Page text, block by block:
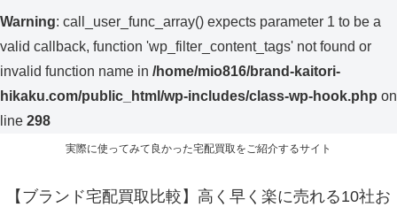
Warning: call_user_func_array() expects parameter 1 to be a
valid callback, function 'wp_filter_content_tags' not found or
invalid function name in /home/mio816/brand-kaitori-
hikaku.com/public_html/wp-includes/class-wp-hook.php on
line 298
実際に使ってみて良かった宅配買取をご紹介するサイト
【ブランド宅配買取比較】高く早く楽に売れる10社お